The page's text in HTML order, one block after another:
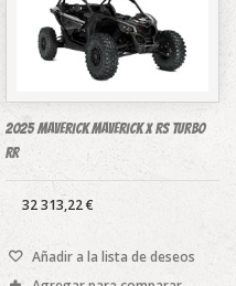
2025 Maverick Maverick X rs TURBO
RR
32 313,22 €
Añadir a la lista de deseos